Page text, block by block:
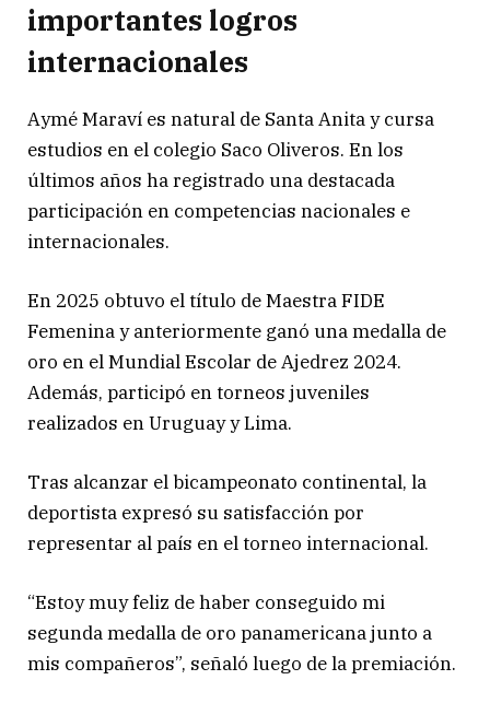
importantes logros
internacionales
Aymé Maraví es natural de Santa Anita y cursa
estudios en el colegio Saco Oliveros. En los
últimos años ha registrado una destacada
participación en competencias nacionales e
internacionales.
En 2025 obtuvo el título de Maestra FIDE
Femenina y anteriormente ganó una medalla de
oro en el Mundial Escolar de Ajedrez 2024.
Además, participó en torneos juveniles
realizados en Uruguay y Lima.
Tras alcanzar el bicampeonato continental, la
deportista expresó su satisfacción por
representar al país en el torneo internacional.
“Estoy muy feliz de haber conseguido mi
segunda medalla de oro panamericana junto a
mis compañeros”, señaló luego de la premiación.